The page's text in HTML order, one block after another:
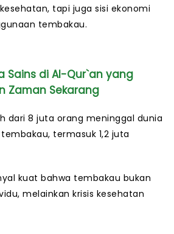
tapi juga sisi ekonomi
tembakau.
Sains di Al-Qur`an yang
Zaman Sekarang
dari 8 juta orang meninggal dunia
termasuk 1,2 juta
kuat bahwa tembakau bukan
melainkan krisis kesehatan